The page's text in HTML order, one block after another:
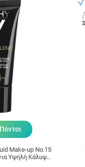
Πόντοι
Make-up No.15
Υψηλή Κάλυψη